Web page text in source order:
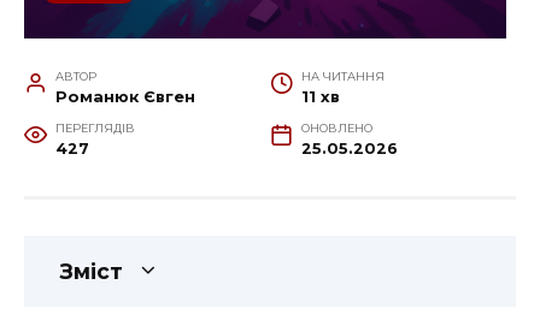
АВТОР
Романюк Євген
НА ЧИТАННЯ
11 хв
ПЕРЕГЛЯДІВ
427
ОНОВЛЕНО
25.05.2026
Зміст